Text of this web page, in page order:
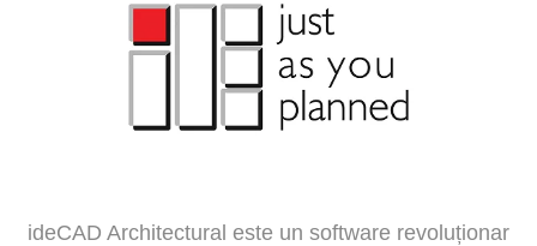
ideCAD Architectural este un software revoluționar